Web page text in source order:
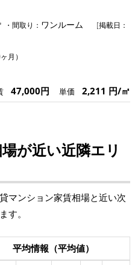
・間取り： ワンルーム
[掲載日：
月）
47,000円 単価 2,211 円/㎡
が近い近隣エリ
マンション家賃相場と近い次
す。
平均情報（平均値）